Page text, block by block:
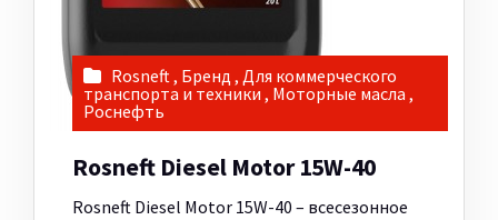
Rosneft, Бренд , Для коммерческого
транспорта и техники , Моторные масла ,
Роснефть
Rosneft Diesel Motor 15W-40
Rosneft Diesel Motor 15W-40 – всесезонное